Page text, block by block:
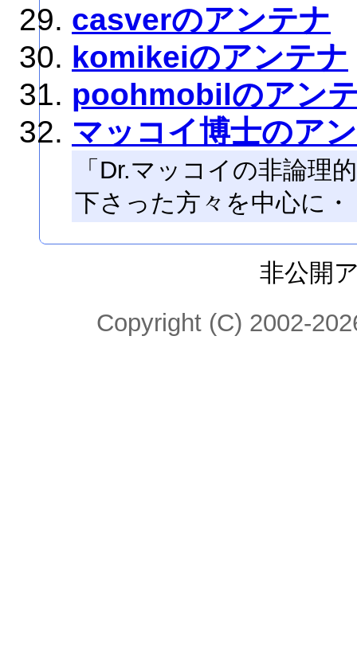
casverのアンテナ
komikeiのアンテナ
poohmobilのアン
マッコイ博士のア
「Dr.マッコイの非論理
下さった方々を中心に・
非公開
Copyright (C) 2002-